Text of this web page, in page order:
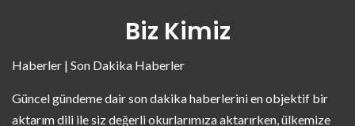
Biz Kimiz
Haberler | Son Dakika Haberler
Güncel gündeme dair son dakika haberlerini en objektif bir
aktarım dili ile siz değerli okurlarımıza aktarırken, ülkemize